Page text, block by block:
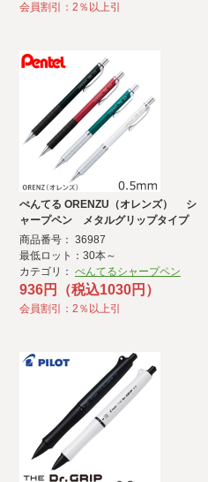
会員割引：2％以上引
ぺんてる ORENZU（オレンズ） シ
ャープペン メタルグリップタイプ
0.5
商品番号： 36987
最低ロット：30本～
カテゴリ： ぺんてるシャープペン
936円（税込1030円）
会員割引：2％以上引